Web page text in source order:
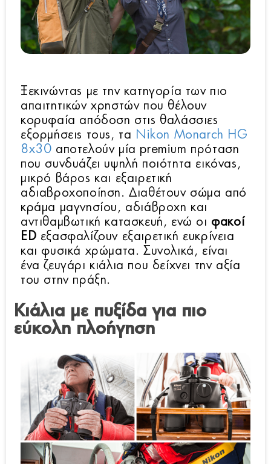
Ξεκινώντας με την κατηγορία των πιο
απαιτητικών χρηστών που θέλουν
κορυφαία απόδοση στις θαλάσσιες
εξορμήσεις τους, τα Nikon Monarch HG
8x30 αποτελούν μία premium πρόταση
που συνδυάζει υψηλή ποιότητα εικόνας,
μικρό βάρος και εξαιρετική
αδιαβροχοποίηση. Διαθέτουν σώμα από
κράμα μαγνησίου, αδιάβροχη και
αντιθαμβωτική κατασκευή, ενώ οι φακοί
ED εξασφαλίζουν εξαιρετική ευκρίνεια
και φυσικά χρώματα. Συνολικά, είναι
ένα ζευγάρι κιάλια που δείχνει την αξία
του στην πράξη.
Κιάλια με πυξίδα για πιο
εύκολη πλοήγηση